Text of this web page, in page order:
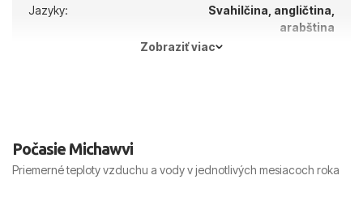
Jazyky:
Svahilčina, angličtina,
arabština
Zobraziť viac
Počasie Michawvi
Priemerné teploty vzduchu a vody v jednotlivých mesiacoch roka